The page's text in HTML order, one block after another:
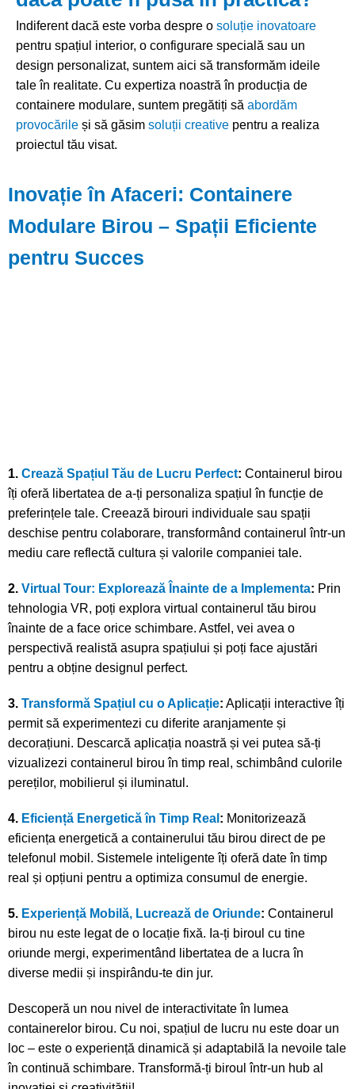
Indiferent dacă este vorba despre o soluție inovatoare
pentru spațiul interior, o configurare specială sau un
design personalizat, suntem aici să transformăm ideile
tale în realitate. Cu expertiza noastră în producția de
containere modulare, suntem pregătiți să abordăm
provocările și să găsim soluții creative pentru a realiza
proiectul tău visat.
Inovație în Afaceri: Containere
Modulare Birou – Spații Eficiente
pentru Succes
1. Crează Spațiul Tău de Lucru Perfect: Containerul birou
îți oferă libertatea de a-ți personaliza spațiul în funcție de
preferințele tale. Creează birouri individuale sau spații
deschise pentru colaborare, transformând containerul într-un
mediu care reflectă cultura și valorile companiei tale.
2. Virtual Tour: Explorează Înainte de a Implementa: Prin
tehnologia VR, poți explora virtual containerul tău birou
înainte de a face orice schimbare. Astfel, vei avea o
perspectivă realistă asupra spațiului și poți face ajustări
pentru a obține designul perfect.
3. Transformă Spațiul cu o Aplicație: Aplicații interactive îți
permit să experimentezi cu diferite aranjamente și
decorațiuni. Descarcă aplicația noastră și vei putea să-ți
vizualizezi containerul birou în timp real, schimbând culorile
pereților, mobilierul și iluminatul.
4. Eficiență Energetică în Timp Real : Monitorizează
eficiența energetică a containerului tău birou direct de pe
telefonul mobil. Sistemele inteligente îți oferă date în timp
real și opțiuni pentru a optimiza consumul de energie.
5. Experiență Mobilă, Lucrează de Oriunde: Containerul
birou nu este legat de o locație fixă. Ia-ți biroul cu tine
oriunde mergi, experimentând libertatea de a lucra în
diverse medii și inspirându-te din jur.
Descoperă un nou nivel de interactivitate în lumea
containerelor birou. Cu noi, spațiul de lucru nu este doar un
loc – este o experiență dinamică și adaptabilă la nevoile tale
în continuă schimbare. Transformă-ți biroul într-un hub al